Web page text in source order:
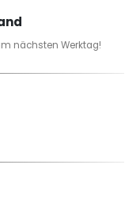
nächsten Werktag!